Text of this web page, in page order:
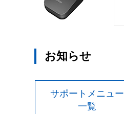
お知らせ
サポートメニュー
一覧